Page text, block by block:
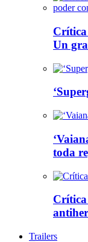
Un
toda
Crítica
Trailers